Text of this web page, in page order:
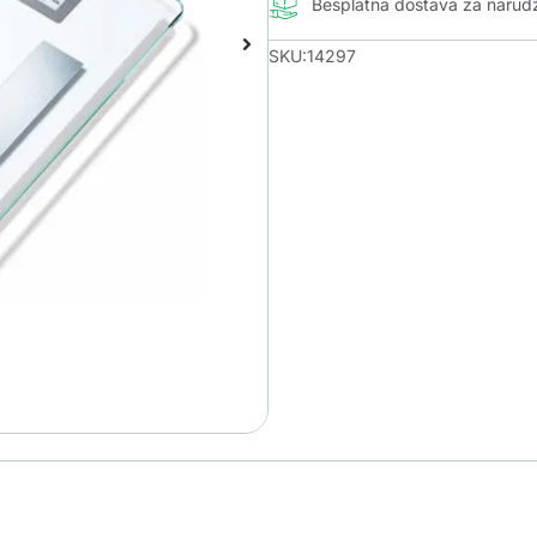
Besplatna dostava za
SKU:14297